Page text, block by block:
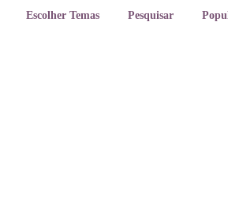
Escolher Temas Pesquisar